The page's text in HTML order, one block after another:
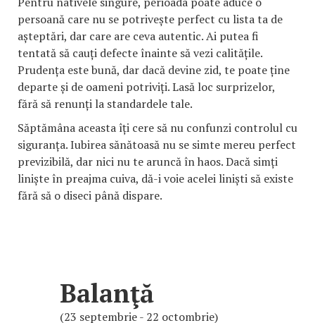
persoană care nu se potrivește perfect cu lista ta de
așteptări, dar care are ceva autentic. Ai putea fi
tentată să cauți defecte înainte să vezi calitățile.
Prudența este bună, dar dacă devine zid, te poate ține
departe și de oameni potriviți. Lasă loc surprizelor,
fără să renunți la standardele tale.
Săptămâna aceasta îți cere să nu confunzi controlul cu
siguranța. Iubirea sănătoasă nu se simte mereu perfect
previzibilă, dar nici nu te aruncă în haos. Dacă simți
liniște în preajma cuiva, dă-i voie acelei liniști să existe
fără să o diseci până dispare.
Balanţă
(23 septembrie - 22 octombrie)